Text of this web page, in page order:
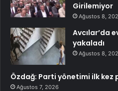
Girilemiyor
Ağustos 8,
Avcılar’da
yakaladı
Ağustos 8,
Özdağ: Parti yönetimi ilk kez
Ağustos 7, 2026